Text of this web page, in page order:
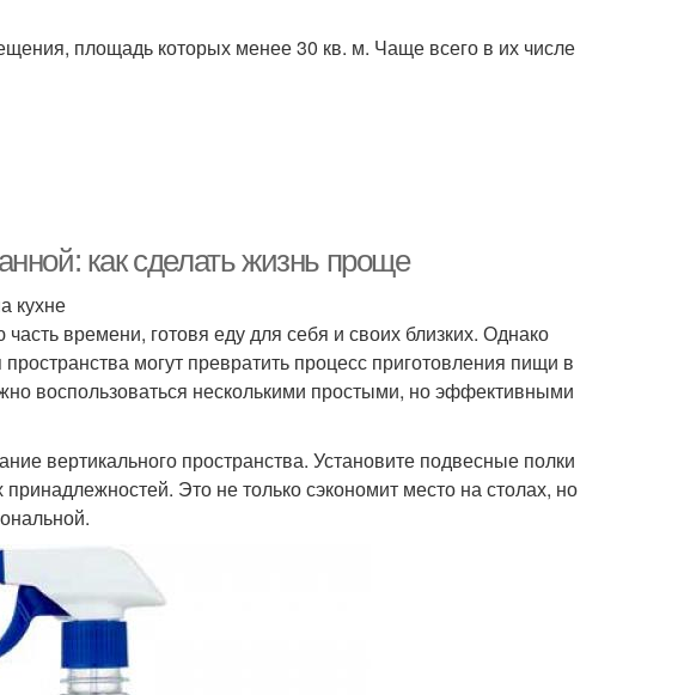
площадь которых менее 30 кв. м. Чаще всего в их числе
как сделать жизнь проще
кухне
времени, готовя еду для себя и своих близких. Однако
могут превратить процесс приготовления пищи в
воспользоваться несколькими простыми, но эффективными
вертикального пространства. Установите подвесные полки
Это не только сэкономит место на столах, но